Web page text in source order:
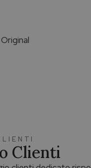
Clienti